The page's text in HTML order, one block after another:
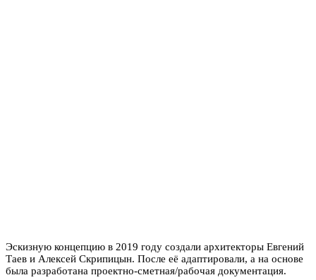
Эскизную концепцию в 2019 году создали архитекторы Евгений
Таев и Алексей Скрипицын. После её адаптировали, а на основе
была разработана проектно-сметная/рабочая документация.